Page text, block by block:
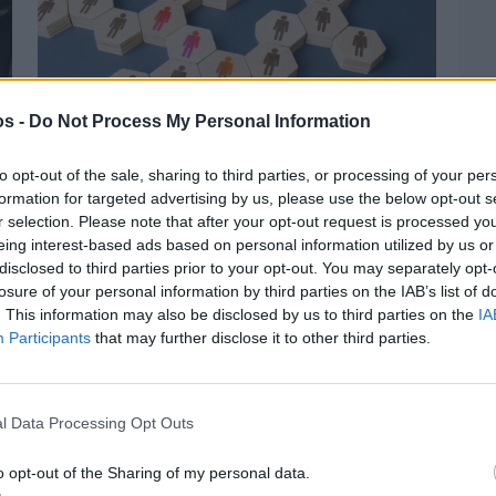
- Do Not Process My Personal Information
opt-out of the sale, sharing to third parties, or processing of your
for targeted advertising by us, please use the below opt-out
selection. Please note that after your opt-out request is processed
interest-based ads based on personal information utilized by us
to third parties prior to your opt-out. You may separately
of your personal information by third parties on the IAB’s list of
This information may also be disclosed by us to third parties on the
Participants that may further disclose it to other third parties.
Data Processing Opt Outs
opt-out of the Sharing of my personal data.
Πριν 2 ημέρες
Αδειάζουν τα νησιά – Το δημογραφικό στο
«κόκκινο»